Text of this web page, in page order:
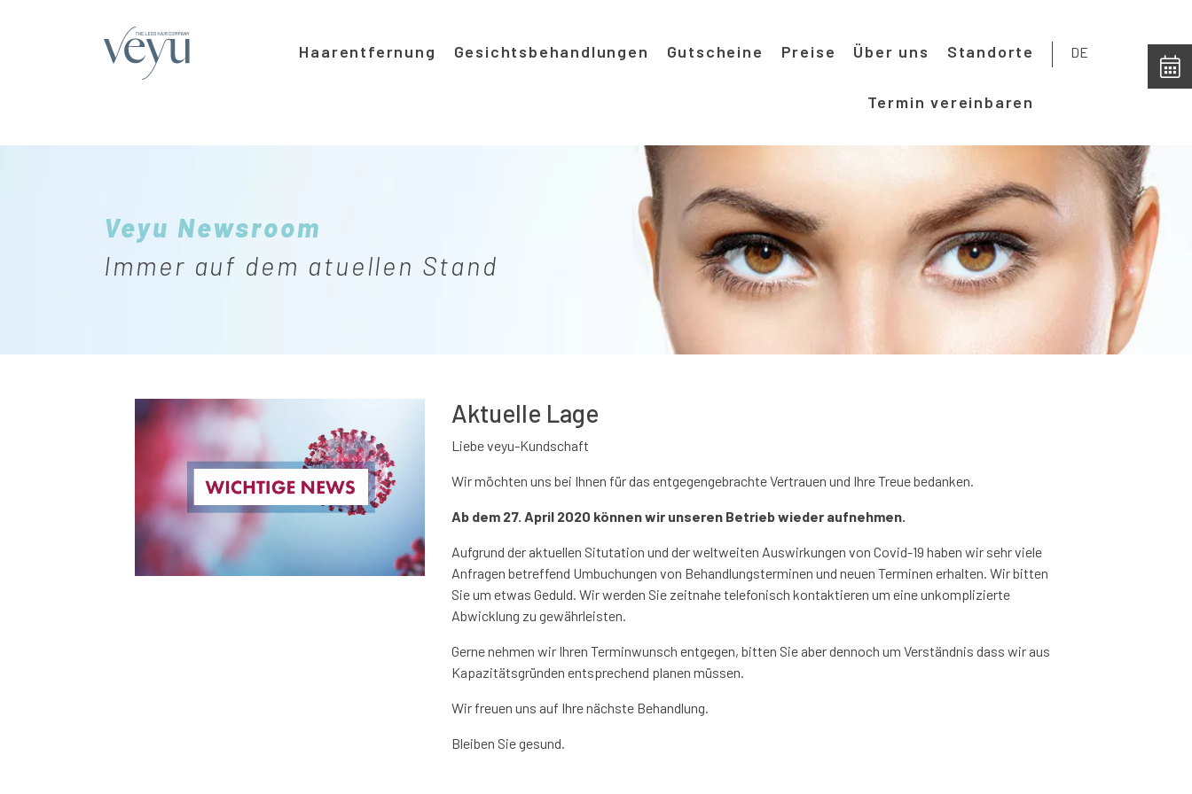
Hauptnavigation
Haarentfernung Gesichtsbehandlungen Gutscheine Preise Über uns Standorte
Termin vereinbaren
DE
Veyu Newsroom
Immer auf dem atuellen Stand
Aktuelle Lage
Liebe veyu-Kundschaft
Wir möchten uns bei Ihnen für das entgegengebrachte Vertrauen und Ihre Treue bedanken.
Ab dem 27. April 2020 können wir unseren Betrieb wieder aufnehmen.
Aufgrund der aktuellen Situtation und der weltweiten Auswirkungen von Covid-19 haben wir sehr viele
Anfragen betreffend Umbuchungen von Behandlungsterminen und neuen Terminen erhalten. Wir bitten
Sie um etwas Geduld. Wir werden Sie zeitnahe telefonisch kontaktieren um eine unkomplizierte
Abwicklung zu gewährleisten.
Gerne nehmen wir Ihren Terminwunsch entgegen, bitten Sie aber dennoch um Verständnis dass wir aus
Kapazitätsgründen entsprechend planen müssen.
Wir freuen uns auf Ihre nächste Behandlung.
Bleiben Sie gesund.